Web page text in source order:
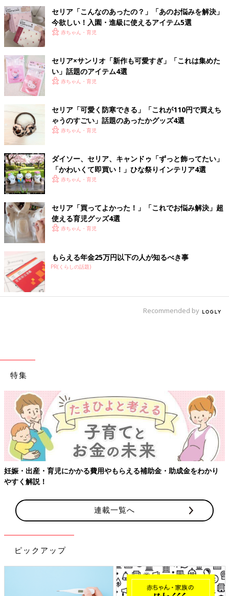
セリア「こんなのあったの？」「あのお悩みを解決」
今欲しい！入園・進級に使えるアイテム5選
赤ちゃん・育児
セリア×サンリオ「新作も可愛すぎ」「これは集めた
い」話題のアイテム4選
赤ちゃん・育児
セリア「可愛く防寒できる」「これが110円で買えち
ゃうのすごい」話題のあったかグッズ4選
赤ちゃん・育児
ダイソー、セリア、キャンドゥ「ずっと飾ってたい」
「かわいくて即買い！」ひな祭りインテリア4選
赤ちゃん・育児
セリア「買ってよかった！」「これでお悩み解決」超
使える育児グッズ4選
赤ちゃん・育児
もらえる年金25万円以下の人が知るべき事
PR(くらしの話題)
Recommended by
特集
妊娠・出産・育児にかかる費用やもらえる補助金・助成金をわかり
やすく解説！
連載一覧へ
ピックアップ